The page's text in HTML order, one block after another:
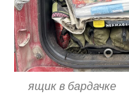
ящик в бардачке